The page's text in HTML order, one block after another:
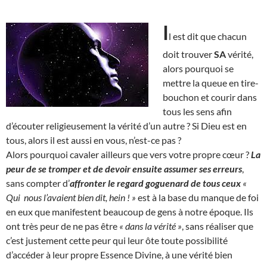
Il est dit que chacun
doit trouverSAvérité,
alors pourquoi se
mettre la queue en tire-
bouchon et courir dans
tous les sens afin
d’écouter religieusement la vérité d’un autre ? Si Dieu est en
tous, alors il est aussi en vous, n’est-ce pas ?
Alors pourquoi cavaler ailleurs que vers votre propre cœur ?La
peur de se tromper et de devoir ensuite assumer ses erreurs
sans compter d’affronter le regard goguenard de tous ceux «
Qui nous l’avaient bien dit, hein ! » est à la base du manque de foi
en eux que manifestent beaucoup de gens à notre époque. Ils
ont très peur de ne pas être « dans la vérité » , sans réaliser que
c’est justement cette peur qui leur ôte toute possibilité
d’accéder à leur propre Essence Divine, à une vérité bien